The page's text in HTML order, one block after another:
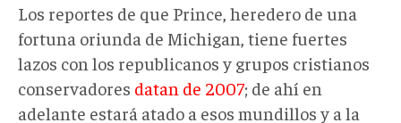
Los reportes de que Prince, heredero de una
fortuna oriunda de Michigan, tiene fuertes
lazos con los republicanos y grupos cristianos
conservadores datan de 2007; de ahí en
adelante estará atado a esos mundillos y a la